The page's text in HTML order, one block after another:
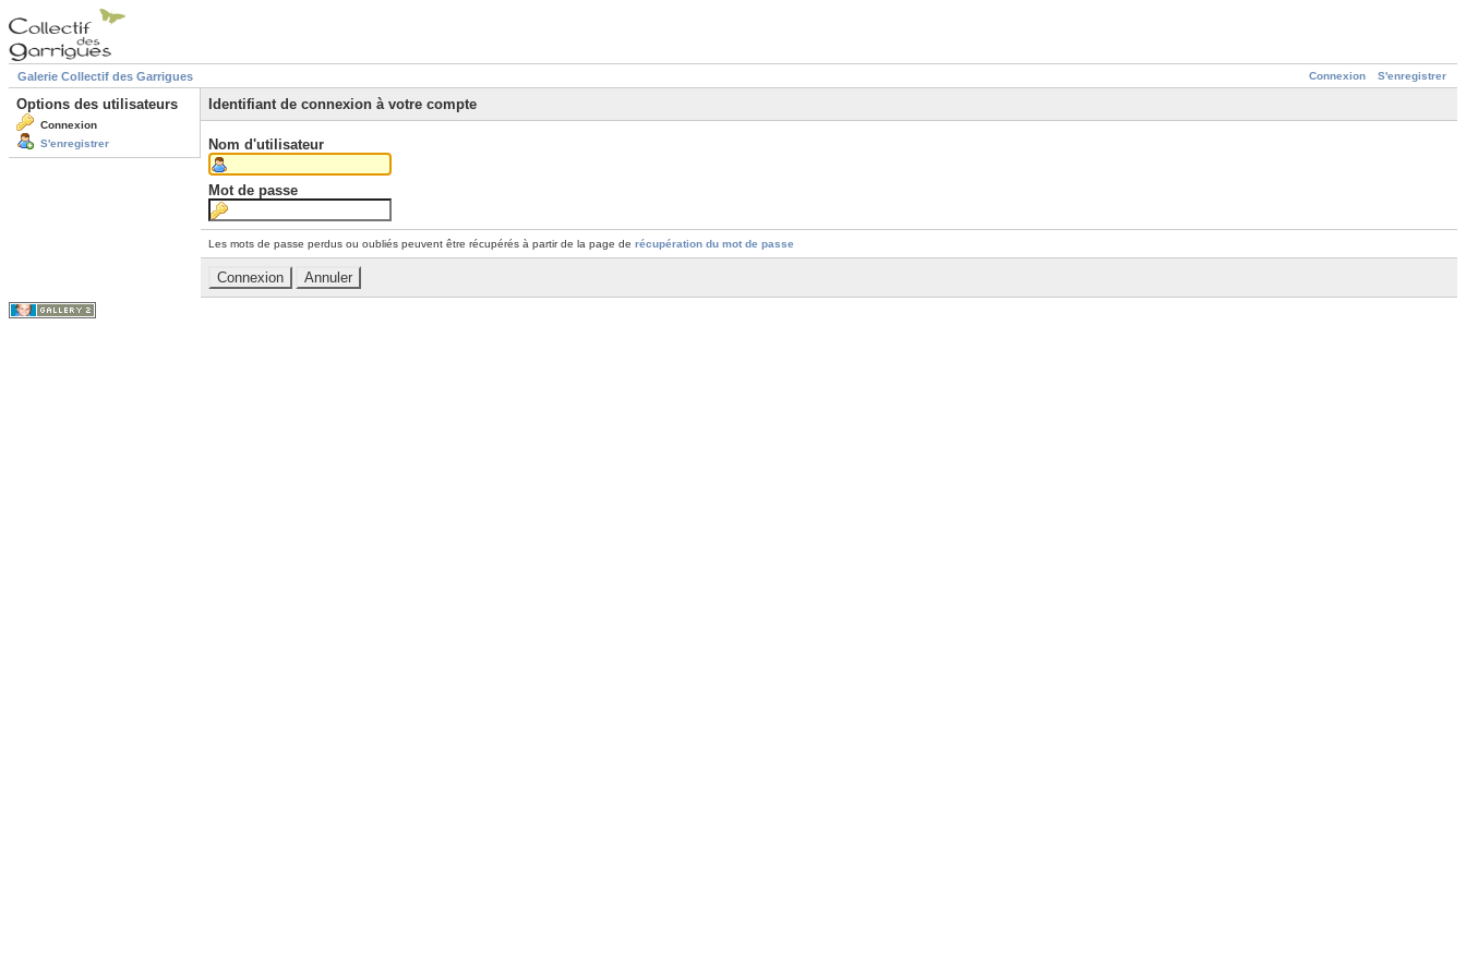
Connexion S'enregistrer
Galerie Collectif des Garrigues
Options des utilisateurs
Connexion
S'enregistrer
Identifiant de connexion à votre compte
Nom d'utilisateur
Mot de passe
Les mots de passe perdus ou oubliés peuvent être récupérés à partir de la page de récupération du mot de passe